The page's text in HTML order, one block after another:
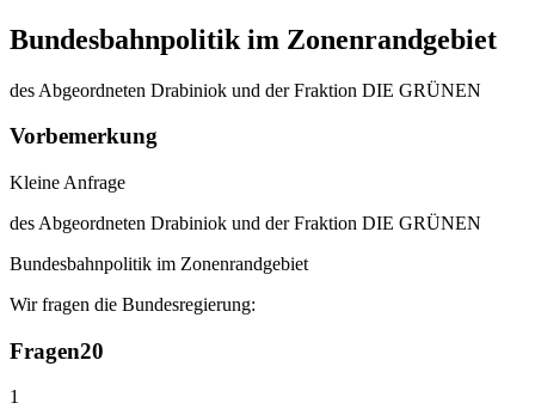
Bundesbahnpolitik im Zonenrandgebiet
des Abgeordneten Drabiniok und der Fraktion DIE GRÜNEN
Vorbemerkung
Kleine Anfrage
des Abgeordneten Drabiniok und der Fraktion DIE GRÜNEN
Bundesbahnpolitik im Zonenrandgebiet
Wir fragen die Bundesregierung:
Fragen20
1